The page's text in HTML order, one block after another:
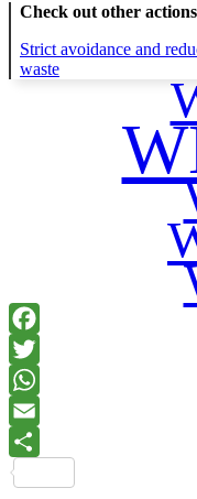
Check out other
Strict avoidance and
waste